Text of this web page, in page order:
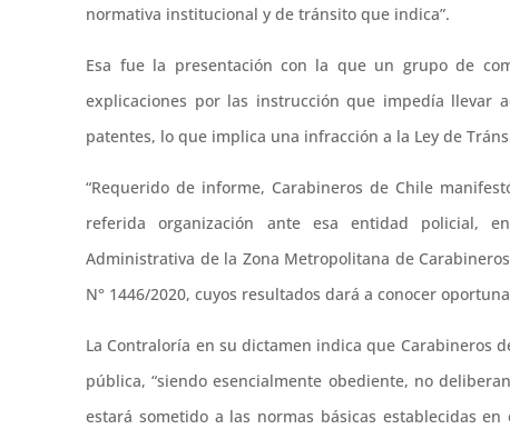
normativa institucional y de tránsito que indica”.
Esa fue la presentación con la que un grupo de
explicaciones por las instrucción que impedía llevar
patentes, lo que implica una infracción a la Ley de
“Requerido de informe, Carabineros de Chile
referida organización ante esa entidad policial,
Administrativa de la Zona Metropolitana de
N° 1446/2020, cuyos resultados dará a conocer
La Contraloría en su dictamen indica que Carabineros
pública, “siendo esencialmente obediente, no
estará sometido a las normas básicas establecidas